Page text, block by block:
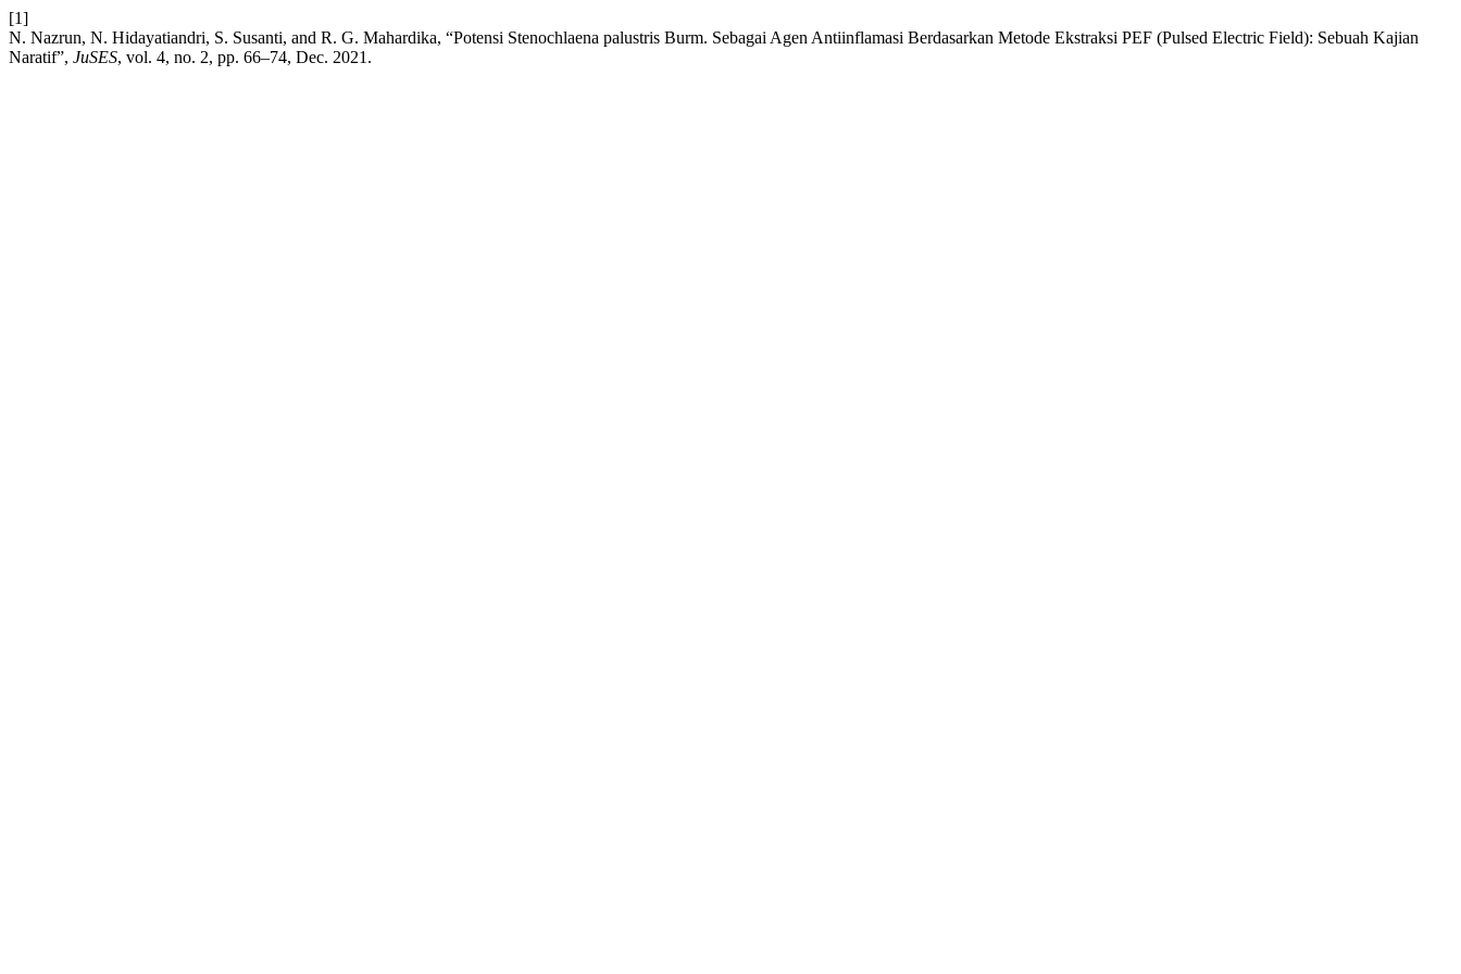
[1]
N. Nazrun, N. Hidayatiandri, S. Susanti, and R. G. Mahardika, “Potensi Stenochlaena palustris Burm. Sebagai Agen Antiinflamasi Berdasarkan Metode Ekstraksi PEF (Pulsed Electric Field): Sebuah Kajian
Naratif”, JuSES, vol. 4, no. 2, pp. 66–74, Dec. 2021.